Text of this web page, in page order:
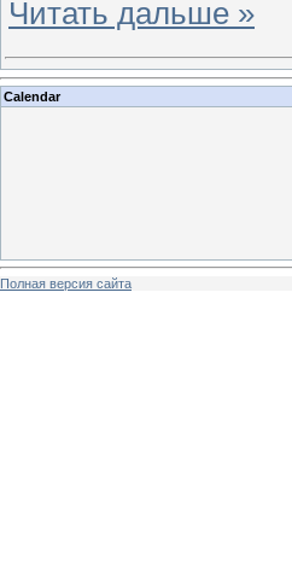
Читать дальше »
Calendar
Полная версия сайта